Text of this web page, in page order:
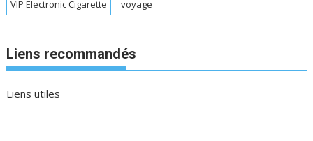
VIP Electronic Cigarette voyage
Liens recommandés
Liens utiles